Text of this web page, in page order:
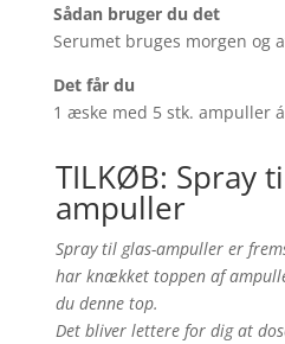
Sådan bruger du det
Serumet bruges morgen og
Det får du
1 æske med 5 stk. ampuller
TILKØB: Spray
ampuller
Spray til glas-ampuller er
har knækket toppen af
du denne top.
Det bliver lettere for dig at